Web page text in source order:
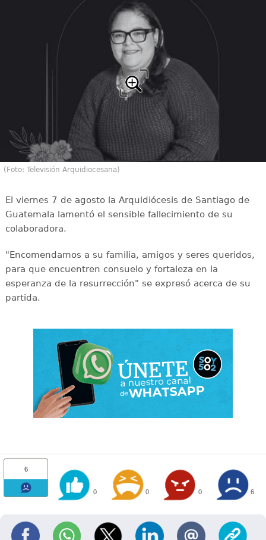
(Foto: Televisión Arquidiocesana)
El viernes 7 de agosto la Arquidiócesis de Santiago de
Guatemala lamentó el sensible fallecimiento de su
colaboradora.
"Encomendamos a su familia, amigos y seres queridos,
para que encuentren consuelo y fortaleza en la
esperanza de la resurrección" se expresó acerca de su
partida.
6
0 0 0 6